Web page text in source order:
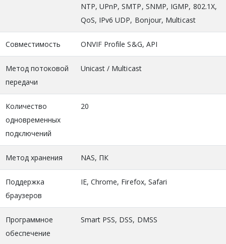
NTP, UPnP, SMTP, SNMP, IGMP, 802.1X,
QoS, IPv6 UDP, Bonjour, Multicast
Совместимость ONVIF Profile S&G, API
Метод потоковой
передачи
Unicast / Multicast
Количество
одновременных
подключений
20
Метод хранения NAS, ПК
Поддержка
браузеров
IE, Chrome, Firefox, Safari
Программное
обеспечение
Smart PSS, DSS, DMSS